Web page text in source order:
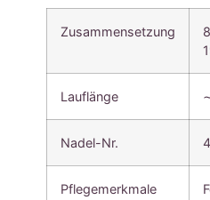
Zusammensetzung
Lauflänge
Nadel-Nr.
Pflegemerkmale